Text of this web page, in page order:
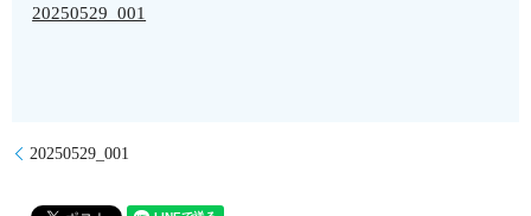
20250529_001
20250529_001